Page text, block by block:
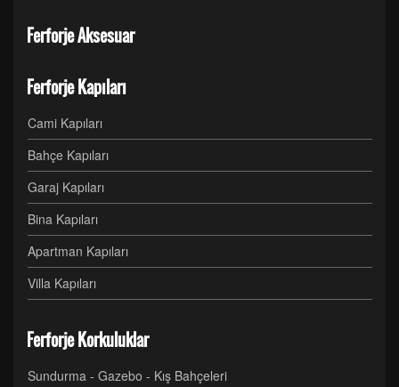
Ferforje Aksesuar
Ferforje Kapıları
Cami Kapıları
Bahçe Kapıları
Garaj Kapıları
Bina Kapıları
Apartman Kapıları
Villa Kapıları
Ferforje Korkuluklar
Sundurma - Gazebo - Kış Bahçeleri